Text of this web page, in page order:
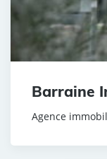
Barraine
Agence